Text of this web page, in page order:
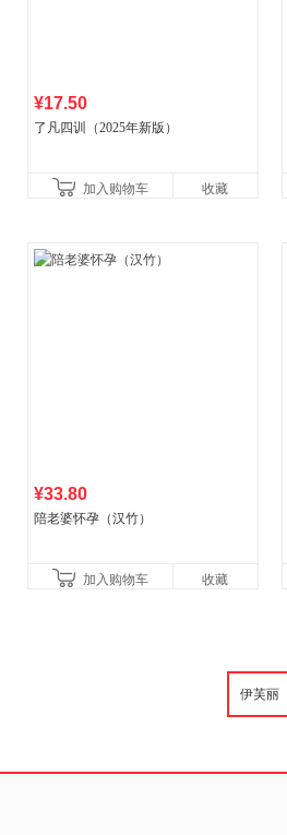
¥17.50
了凡四训（2025年新版）
加入购物车 收藏
¥33.80
陪老婆怀孕（汉竹）
加入购物车 收藏